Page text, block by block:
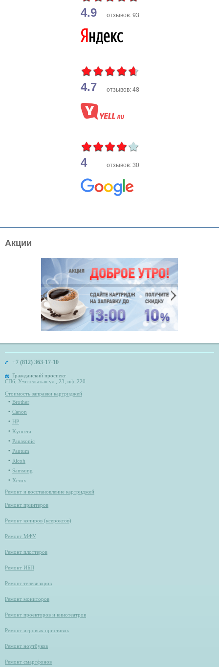
Акции
4.9 отзывов: 93
4.7 отзывов: 48
4 отзывов: 30
+7 (812) 363-17-10
Гражданский проспект
СПб, Учительская ул., 23, оф. 220
Стоимость заправки картриджей
Brother
Canon
HP
Kyocera
Panasonic
Pantum
Ricoh
Samsung
Xerox
Ремонт и восстановление картриджей
Ремонт принтеров
Ремонт копиров (ксероксов)
Ремонт МФУ
Ремонт плоттеров
Ремонт ИБП
Ремонт телевизоров
Ремонт мониторов
Ремонт проекторов и кинотеатров
Ремонт игровых приставок
Ремонт ноутбуков
Ремонт смартфонов